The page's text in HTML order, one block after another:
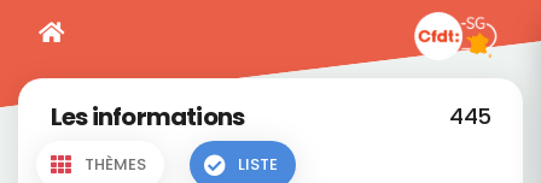
Les informations 445
THÈMES LISTE